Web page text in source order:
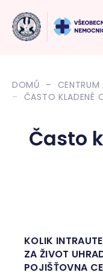
DOMŮ
CENTRUM
ČASTO KLADENÉ
Často
KOLIK
ZA ŽIVOT
POJIŠŤOVNA